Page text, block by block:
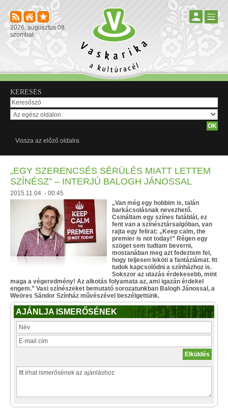
2026. augusztus 08.
szombat
KERESÉS
Vissza az előző oldalra
„EGY SZERENCSÉS SÉRÜLÉS MIATT LETTEM
SZÍNÉSZ” – INTERJÚ BALOGH JÁNOSSAL
2015.11.04. - 00:45
„Van még egy hobbim is, talán
barkácsolásnak nevezhető.
Csináltam egy színes fatáblát, ez
fent van a színésztársalgóban, van
rajta egy felirat: „Keep calm, the
premier is not today!” Régen egy
szöget sem tudtam beverni,
mostanában meg azt fedeztem fel,
hogy teljesen leköti a fantáziámat. Itt
tudok kapcsolódni a színházhoz is.
Sokszor az utazás érdekesebb, mint
maga a végeredmény! Az alkotás folyamata az, ami igazán érdekel
engem.” Vasi színészeket bemutató sorozatunkban Balogh Jánossal, a
Weöres Sándor Színház művészével beszélgettünk.
AJÁNLJA ISMERŐSÉNEK